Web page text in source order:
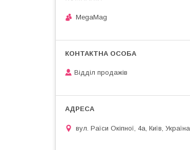
MegaMag
Відділ продажів
вул. Раїси Окіпної, 4а, Київ, Україна